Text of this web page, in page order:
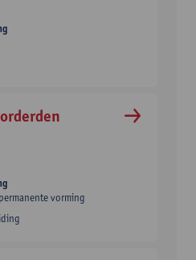
vorming